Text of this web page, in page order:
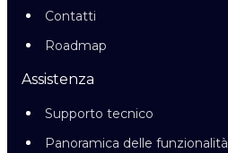
Contatti
Roadmap
Assistenza
Supporto tecnico
Panoramica delle funzionalità